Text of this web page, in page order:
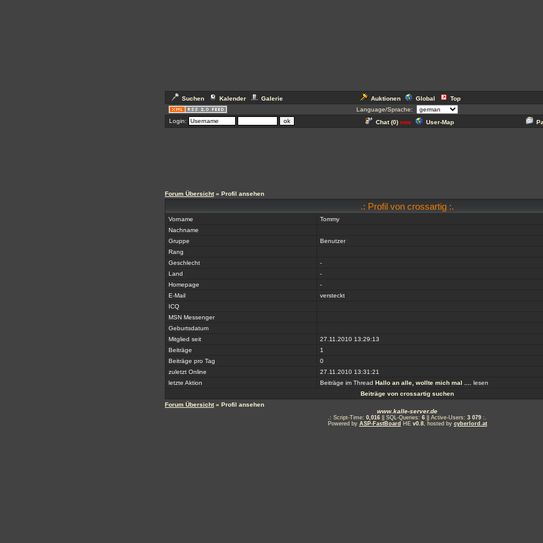
Suchen Kalender Galerie Auktionen Global Top
Language/Sprache:
Login:
Chat (0) new User-Map
Forum Übersicht» Profil ansehen
.: Profil von crossartig :.
Vorname
Tommy
Nachname
Gruppe
Benutzer
Rang
Geschlecht
-
Land
-
Homepage
-
E-Mail
versteckt
ICQ
MSN Messenger
Geburtsdatum
Mitglied seit
27.11.2010 13:29:13
Beiträge
1
Beiträge pro Tag
0
zuletzt Online
27.11.2010 13:31:21
letzte Aktion
Beiträge im Thread Hallo an alle, wollte mich mal ....
lesen
Beiträge von crossartig suchen
Forum Übersicht» Profil ansehen
www.kalle-server.de
.: Script-Time: 0,016 || SQL-Queries: 6 || Active-Users: 3 079 :.
Powered by ASP-FastBoard HE v0.8, hosted by cyberlord.at